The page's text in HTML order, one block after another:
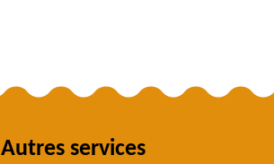
Autres services